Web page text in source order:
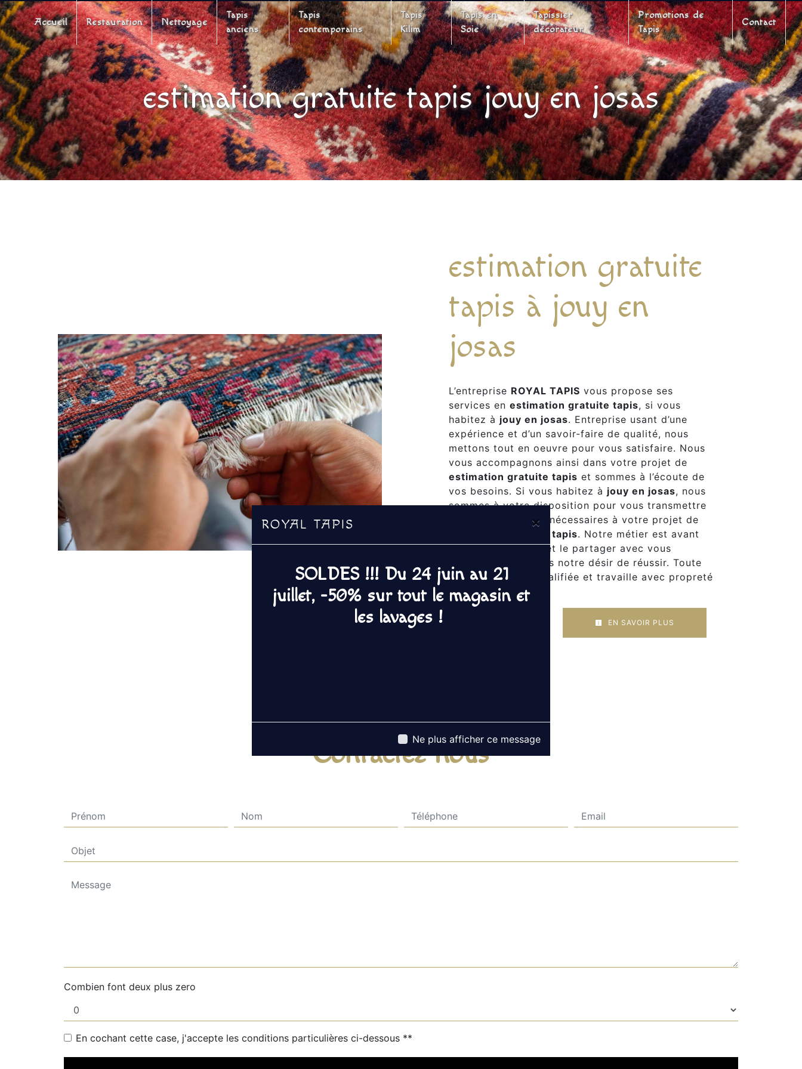
ROYAL TAPIS ×
SOLDES !!! Du 24 juin au 21
juillet, -50% sur tout le magasin et
les lavages !
Ne plus afficher ce message
Accueil Restauration Nettoyage
Tapis
anciens
Tapis
contemporains
Tapis
Kilim
Tapis en
Soie
Tapissier
décorateur
Promotions de
Tapis
Contact
estimation gratuite tapis jouy en josas
estimation gratuite
tapis à jouy en
josas
L’entreprise ROYAL TAPIS vous propose ses
services en estimation gratuite tapis, si vous
habitez à jouy en josas. Entreprise usant d’une
expérience et d’un savoir-faire de qualité, nous
mettons tout en oeuvre pour vous satisfaire. Nous
vous accompagnons ainsi dans votre projet de
estimation gratuite tapis et sommes à l’écoute de
vos besoins. Si vous habitez à jouy en josas, nous
sommes à votre disposition pour vous transmettre
les renseignements nécessaires à votre projet de
estimation gratuite tapis. Notre métier est avant
tout notre passion et le partager avec vous
renforce encore plus notre désir de réussir. Toute
notre équipe est qualifiée et travaille avec propreté
et rigueur.
EN SAVOIR PLUS
Contactez nous
Combien font deux plus zero
En cochant cette case, j'accepte les conditions particulières ci-dessous **
Panneau de gestion des cookies